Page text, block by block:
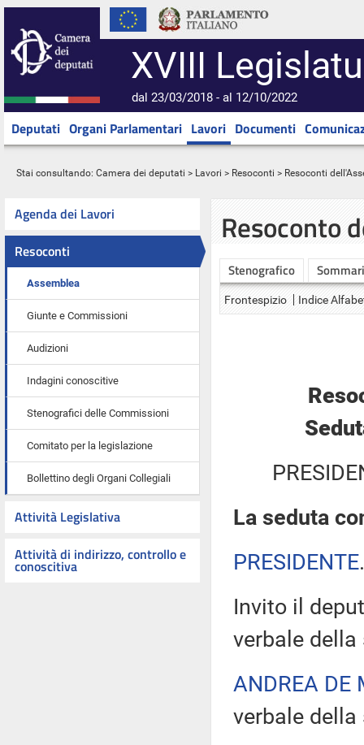
XVIII
dal 23/03/2018 - al 12/10/2022
Deputati Organi Parlamentari Lavori Documenti
Stai consultando: Camera dei deputati > Lavori > Resoconti > Resoconti
Agenda dei Lavori
Resoconti
Assemblea
Giunte e Commissioni
Audizioni
Indagini conoscitive
Stenografici delle Commissioni
Comitato per la legislazione
Bollettino degli Organi Collegiali
Attività Legislativa
Attività di indirizzo, controllo e
conoscitiva
Resoconto
Stenografico
Frontespizio Indice
La seduta
PRESIDENTE
Invito il
verbale della
ANDREA DE
verbale